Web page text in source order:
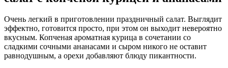
Очень легкий в приготовлении праздничный салат. Выглядит
эффектно, готовится просто, при этом он выходит невероятно
вкусным. Копченая ароматная курица в сочетании со
сладкими сочными ананасами и сыром никого не оставит
равнодушным, а орехи добавляют блюду пикантности.